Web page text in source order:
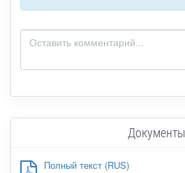
Документы
Полный текст (RUS)